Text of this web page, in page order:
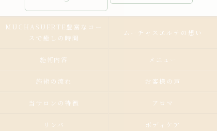
MUCHASUERTE豊富なコー
スで癒しの時間
ムーチャスエルテの想い
施術内容 メニュー
施術の流れ お客様の声
当サロンの特徴 アロマ
リンパ ボディケア